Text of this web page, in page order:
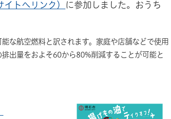
トへリンク）
に参加しました。おうち
航空燃料と訳されます。家庭や店舗などで使用
出量をおよそ60から80%削減することが可能と